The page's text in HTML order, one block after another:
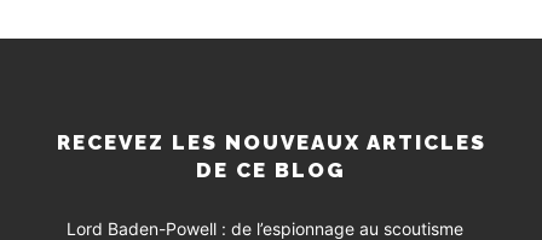
RECEVEZ LES NOUVEAUX ARTICLES
DE CE BLOG
Lord Baden-Powell : de l’espionnage au scoutisme